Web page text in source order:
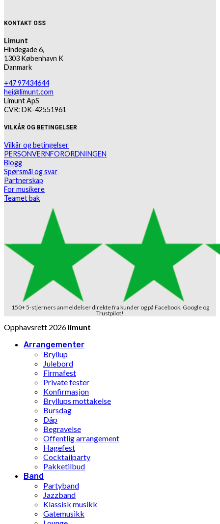
KONTAKT OSS
Limunt
Hindegade 6,
1303 København K
Danmark
+47 97434644
hei@limunt.com
Limunt ApS
CVR: DK-42551961
VILKÅR OG BETINGELSER
Vilkår og betingelser
PERSONVERNFORORDNINGEN
Blogg
Spørsmål og svar
Partnerskap
For musikere
Teamet bak
150+ 5-stjerners anmeldelser direkte fra kunder og på Facebook, Google og
Trustpilot!
Opphavsrett 2026 limunt
Arrangementer
Bryllup
Julebord
Firmafest
Private fester
Konfirmasjon
Bryllups mottakelse
Bursdag
Dåp
Begravelse
Offentlig arrangement
Hagefest
Cocktailparty
Pakketilbud
Band
Partyband
Jazzband
Klassisk musikk
Gatemusikk